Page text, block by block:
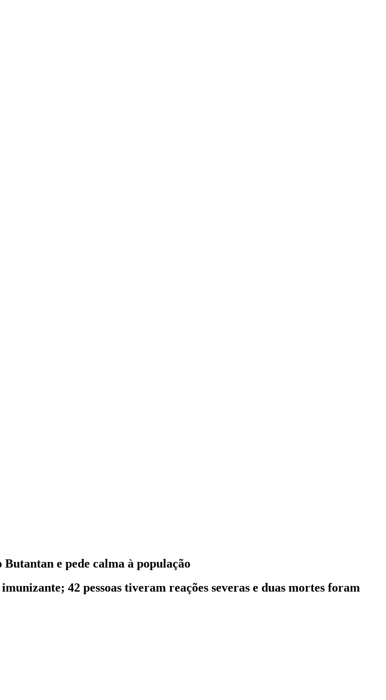
e pede calma à população
42 pessoas tiveram reações severas e duas mortes foram